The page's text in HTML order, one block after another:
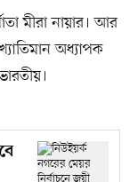
মীরা নায়ার। আর
খ্যাতিমান অধ্যাপক